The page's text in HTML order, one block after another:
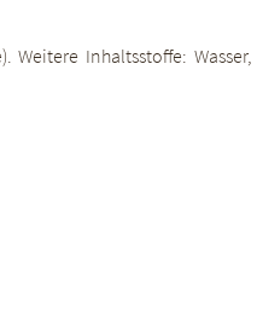
Inhaltsstoffe: